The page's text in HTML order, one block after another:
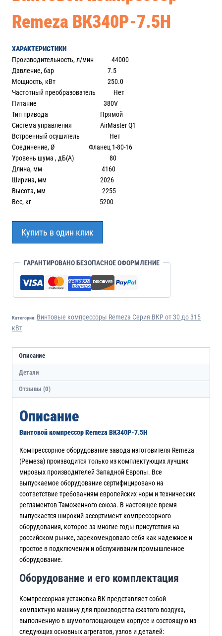
Remeza ВК340Р-7.5Н
ХАРАКТЕРИСТИКИ
Производительность, л/мин 44000
Давление, бар 7.5
Мощность, кВт 250.0
Частотный преобразователь Нет
Питание 380V
Тип привода Прямой
Система управления AirMaster Q1
Встроенный осушитель Нет
Соединение, Ø Фланец 1-80-16
Уровень шума , дБ(А) 80
Длина, мм 4160
Ширина, мм 2026
Высота, мм 2255
Вес, кг 5200
Купить в один клик
ГАРАНТИРОВАНО БЕЗОПАСНОЕ ОФОРМЛЕНИЕ
Категория: Винтовые компрессоры Remeza Серия ВКР от 30 до 315
кВт
Описание
Детали
Отзывы (0)
Описание
Винтовой компрессор Remeza ВК340Р-7.5Н
Компрессорное оборудование завода изготовителя Remeza
(Ремеза) производится только из комплектующих лучших
мировых производителей Западной Европы. Все
выпускаемое оборудование сертифицировано на
соответствие требованиям европейских норм и технических
регламентов Таможенного союза. В настоящее время
выпускается широкий ассортимент компрессорного
оборудования, которое за многие годы присутствия на
российском рынке, зарекомендовало себя как надежное и
простое в подключении и обслуживании промышленное
оборудование.
Оборудование и его комплектация
Компрессорная установка ВК представляет собой
компактную машину для производства сжатого воздуха,
выполненную в шумопоглощающем корпусе и состоящую из
следующих основных агрегатов, узлов и деталей: